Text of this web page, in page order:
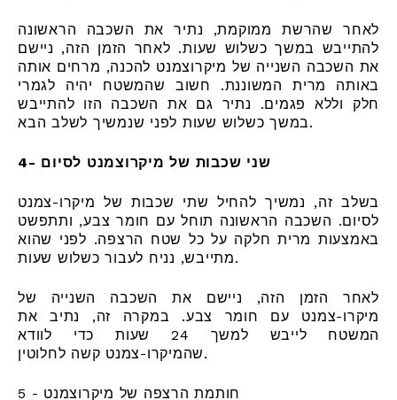
לאחר שהרשת ממוקמת, נתיר את השכבה הראשונה
להתייבש במשך כשלוש שעות. לאחר הזמן הזה, ניישם
את השכבה השנייה של מיקרוצמנט להכנה, מרחים אותה
באותה מרית המשוננת. חשוב שהמשטח יהיה לגמרי
חלק וללא פגמים. נתיר גם את השכבה הזו להתייבש
במשך כשלוש שעות לפני שנמשיך לשלב הבא.
4- שני שכבות של מיקרוצמנט לסיום
בשלב זה, נמשיך להחיל שתי שכבות של מיקרו-צמנט
לסיום. השכבה הראשונה תוחל עם חומר צבע, ותתפשט
באמצעות מרית חלקה על כל שטח הרצפה. לפני שהוא
מתייבש, נניח לעבור כשלוש שעות.
לאחר הזמן הזה, ניישם את השכבה השנייה של
מיקרו-צמנט עם חומר צבע. במקרה זה, נתיב את
המשטח לייבש למשך 24 שעות כדי לוודא
שהמיקרו-צמנט קשה לחלוטין.
5 - חותמת הרצפה של מיקרוצמנט